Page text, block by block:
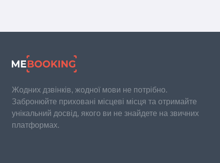
Жодних дзвінків, жодної мови не потрібно.
Забронюйте приховані місцеві місця та отримайте
унікальний досвід, якого ви не знайдете на звичних
платформах.